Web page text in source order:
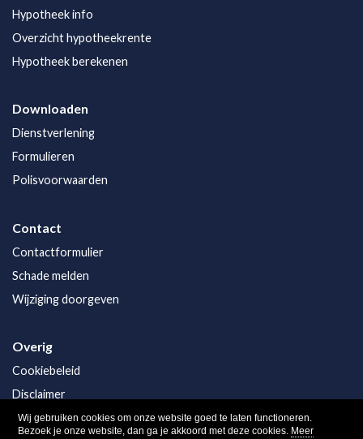
Wij gebruiken cookies om onze website goed te laten functioneren.
Bezoek je onze website, dan ga je akkoord met deze cookies. Meer
Hypotheek info
Overzicht hypotheekrente
Hypotheek berekenen
Downloaden
Dienstverlening
Formulieren
Polisvoorwaarden
Contact
Contactformulier
Schade melden
Wijziging doorgeven
Overig
Cookiebeleid
Disclaimer
Privacy